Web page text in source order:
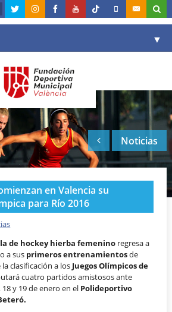
▼
▼
▼
Noticias
en Valencia su
para Río 2016
de hockey hierba femenino regresa a
a sus primeros entrenamientosde
clasificación a los Juegos Olímpicos de
cuatro partidos amistosos ante
y 19 de enero en el Polideportivo